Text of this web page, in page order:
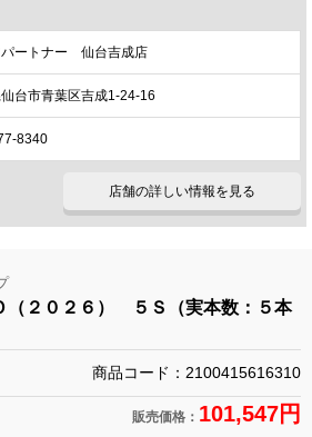
パートナー 仙台吉成店
台市青葉区吉成1-24-16
8340
店舗の詳しい情報を見る
（２０２６） ５Ｓ（実本数：５本
商品コード：2100415616310
販売価格： 101,547円